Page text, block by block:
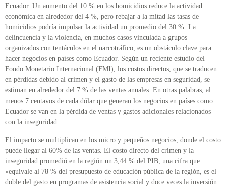
Ecuador. Un aumento del 10 % en los homicidios reduce la actividad
económica en alrededor del 4 %, pero rebajar a la mitad las tasas de
homicidios podría impulsar la actividad un promedio del 30 %. La
delincuencia y la violencia, en muchos casos vinculada a grupos
organizados con tentáculos en el narcotráfico, es un obstáculo clave para
hacer negocios en países como Ecuador. Según un reciente estudio del
Fondo Monetario Internacional (FMI), los costos directos, que se traducen
en pérdidas debido al crimen y el gasto de las empresas en seguridad, se
estiman en alrededor del 7 % de las ventas anuales. En otras palabras, al
menos 7 centavos de cada dólar que generan los negocios en países como
Ecuador se van en la pérdida de ventas y gastos adicionales relacionados
con la inseguridad.
El impacto se multiplican en los micro y pequeños negocios, donde el costo
puede llegar al 60% de las ventas. El costo directo del crimen y la
inseguridad promedió en la región un 3,44 % del PIB, una cifra que
«equivale al 78 % del presupuesto de educación pública de la región, es el
doble del gasto en programas de asistencia social y doce veces la inversión